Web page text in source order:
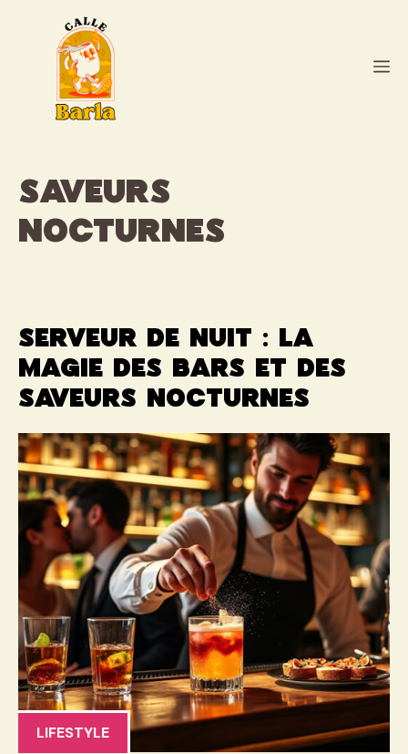
saveurs
nocturnes
Serveur de nuit : la
magie des bars et des
saveurs nocturnes
LIFESTYLE